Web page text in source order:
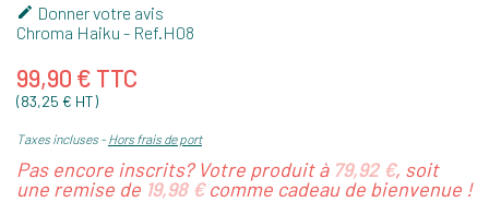
 Donner votre avis
Chroma Haiku - Ref. H08
99,90 € TTC
(83,25 € HT)
Taxes incluses Hors frais de port
Pas encore inscrits? Votre produit à 79,92 €, soit
une remise de 19,98 €comme cadeau de bienvenue !